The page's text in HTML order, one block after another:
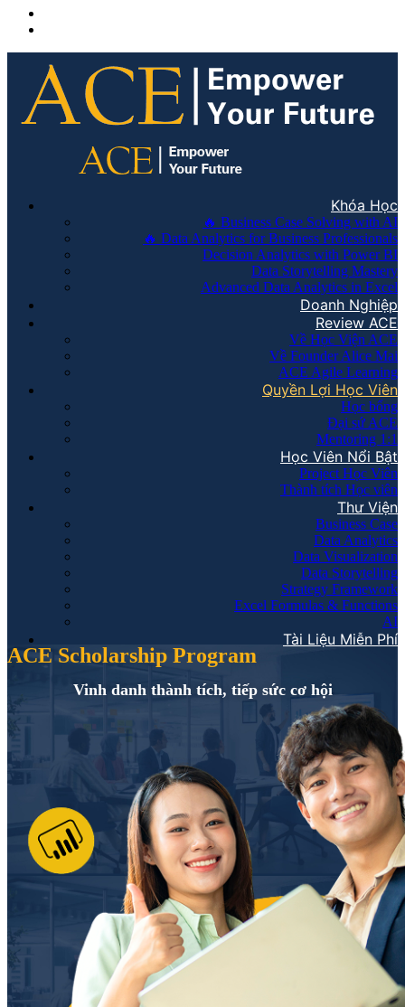
Khóa Học
🔥 Business Case Solving with AI
🔥 Data Analytics for Business Professionals
Decision Analytics with Power BI
Data Storytelling Mastery
Advanced Data Analytics in Excel
Doanh Nghiệp
Review ACE
Về Học Viện ACE
Về Founder Alice Mai
ACE Agile Learning
Quyền Lợi Học Viên
Học bổng
Đại sứ ACE
Mentoring 1:1
Học Viên Nổi Bật
Project Học Viên
Thành tích Học viên
Thư Viện
Business Case
Data Analytics
Data Visualization
Data Storytelling
Strategy Framework
Excel Formulas & Functions
AI
Tài Liệu Miễn Phí
ACE Scholarship Program
Vinh danh thành tích, tiếp sức cơ hội